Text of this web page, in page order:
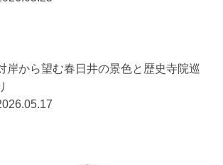
岸から望む春日井の景色と歴史寺院巡